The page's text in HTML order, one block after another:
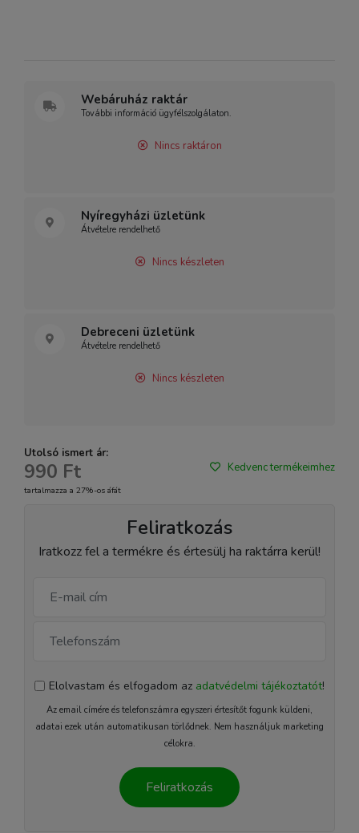
Webáruház raktár
További információ ügyfélszolgálaton.
Nincs raktáron
Nyíregyházi üzletünk
Átvételre rendelhető
Nincs készleten
Debreceni üzletünk
Átvételre rendelhető
Nincs készleten
Utolsó ismert ár:
990 Ft
tartalmazza a 27%-os áfát
Kedvenc termékeimhez
Feliratkozás
Iratkozz fel a termékre és értesülj ha raktárra kerül!
Elolvastam és elfogadom az adatvédelmi tájékoztatót!
Az email címére és telefonszámra egyszeri értesítőt fogunk küldeni,
adatai ezek után automatikusan törlődnek. Nem használjuk marketing
célokra.
Feliratkozás